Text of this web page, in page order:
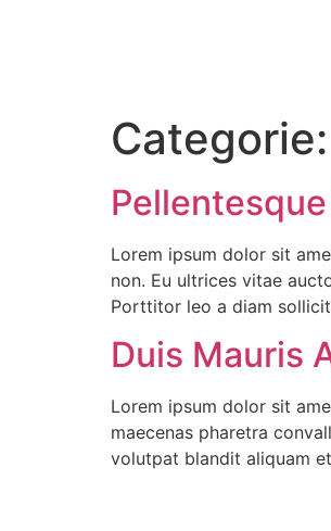
Categorie:
Lorem ipsum dolor sit
non. Eu ultrices vitae
Porttitor leo a diam
Duis Mauris
Lorem ipsum dolor sit
maecenas pharetra
volutpat blandit aliquam